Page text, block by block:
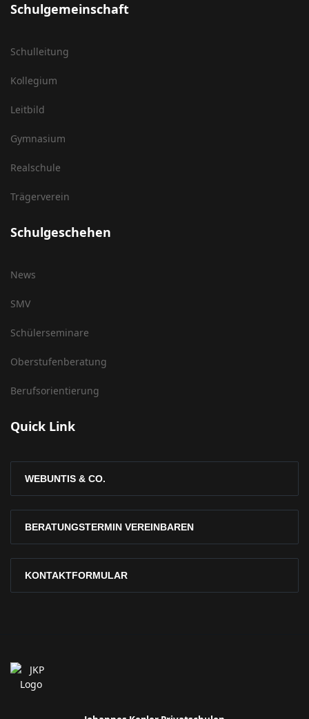
Schulgemeinschaft
Schulleitung
Kollegium
Leitbild
Gymnasium
Realschule
Trägerverein
Schulgeschehen
News
SMV
Schülerseminare
Oberstufenberatung
Berufsorientierung
Quick Link
WEBUNTIS & CO.
BERATUNGSTERMIN VEREINBAREN
KONTAKTFORMULAR